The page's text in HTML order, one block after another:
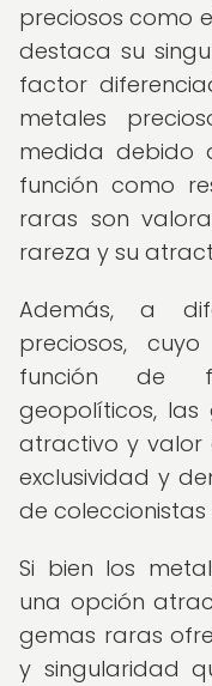
preciosos como
destaca su
factor
metales
medida debido
función como
raras son
rareza y su
Además, a
preciosos,
función de
geopolíticos,
atractivo y valor
exclusividad y
de coleccionistas
Si bien los
una opción
gemas raras
y singularidad